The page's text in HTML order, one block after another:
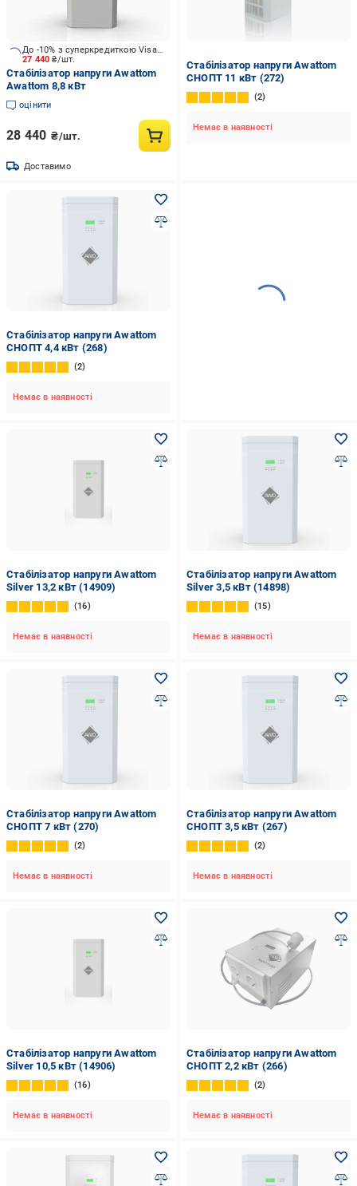
27 440₴/шт.
До -10% з суперкредиткою Visa Вигода
Стабілізатор напруги Awattom
Awattom 8,8 кВт
оцінити
28 440 ₴/шт.
Доставимо
Стабілізатор напруги Awattom
СНОПТ 11 кВт (272)
2
Немає в наявності
Стабілізатор напруги Awattom
СНОПТ 4,4 кВт (268)
2
Немає в наявності
Стабілізатор напруги Awattom
Silver 13,2 кВт (14909)
16
Немає в наявності
Стабілізатор напруги Awattom
Silver 3,5 кВт (14898)
15
Немає в наявності
Стабілізатор напруги Awattom
СНОПТ 7 кВт (270)
2
Немає в наявності
Стабілізатор напруги Awattom
СНОПТ 3,5 кВт (267)
2
Немає в наявності
Стабілізатор напруги Awattom
Silver 10,5 кВт (14906)
16
Немає в наявності
Стабілізатор напруги Awattom
СНОПТ 2,2 кВт (266)
2
Немає в наявності